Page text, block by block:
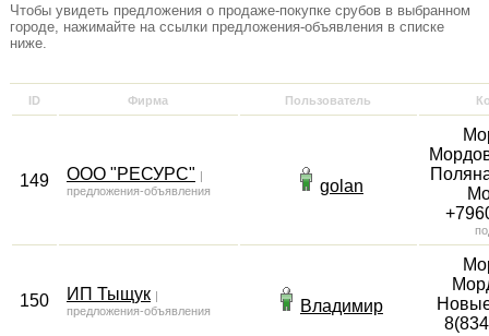
Чтобы увидеть предложения о продаже-покупке срубов в выбранном
городе, нажимайте на ссылки предложения-объявления в списке
ниже.
ID Фирма Пользователь
149 ООО "РЕСУРС" |
предложения-объявления
golan
150 ИП Тыщук |
предложения-объявления
Владимир